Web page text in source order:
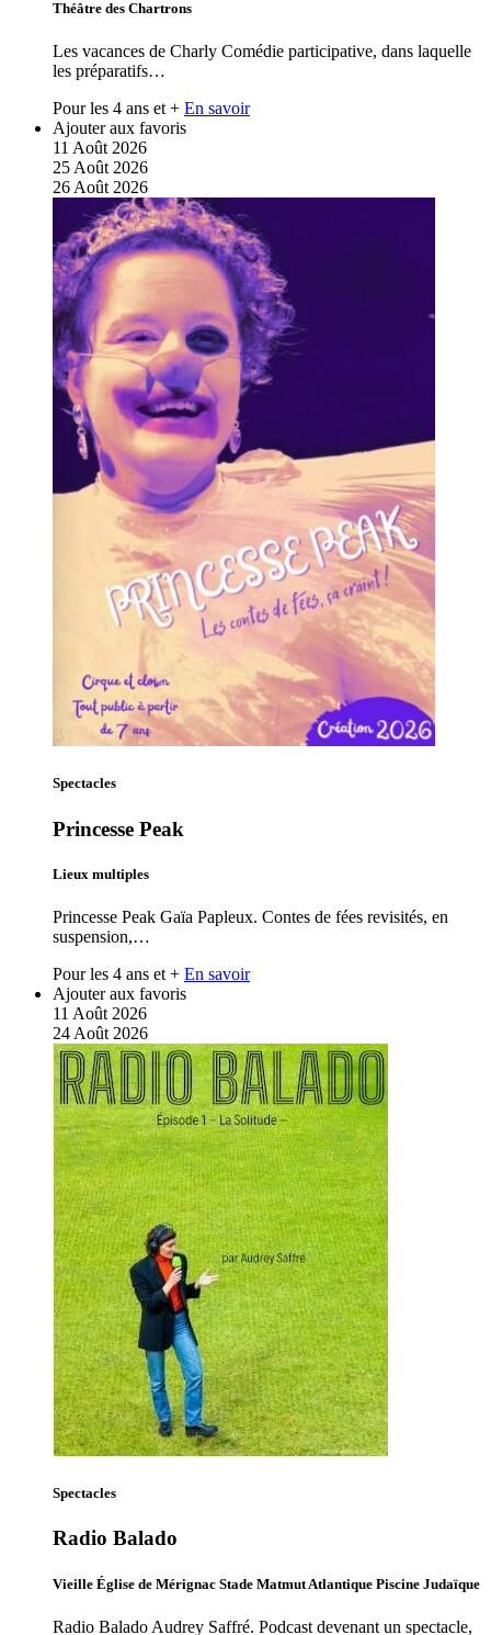
Théâtre des Chartrons
Les vacances de Charly Comédie participative, dans laquelle
les préparatifs…
Pour les 4 ans et + En savoir
Ajouter aux favoris
11 Août 2026
25 Août 2026
26 Août 2026
Spectacles
Princesse Peak
Lieux multiples
Princesse Peak Gaïa Papleux. Contes de fées revisités, en
suspension,…
Pour les 4 ans et + En savoir
Ajouter aux favoris
11 Août 2026
24 Août 2026
Spectacles
Radio Balado
Vieille Église de Mérignac Stade Matmut Atlantique Piscine Judaïque
Radio Balado Audrey Saffré. Podcast devenant un spectacle,